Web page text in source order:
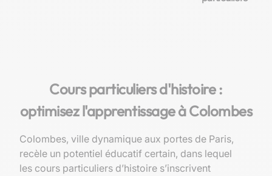
Cours particuliers d'histoire :
optimisez l'apprentissage à Colombes
Colombes, ville dynamique aux portes de Paris,
recèle un potentiel éducatif certain, dans lequel
les cours particuliers d’histoire s’inscrivent